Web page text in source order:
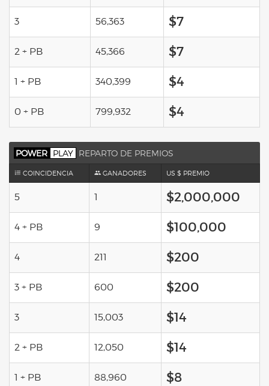
3 56,363 $7
2 + PB 45,366 $7
1 + PB 340,399 $4
0 + PB 799,932 $4
POWER PLAY REPARTO DE PREMIOS
COINCIDENCIA GANADORES US $ PREMIO
5 1 $2,000,000
4 + PB 9 $100,000
4 211 $200
3 + PB 600 $200
3 15,003 $14
2 + PB 12,050 $14
1 + PB 88,960 $8